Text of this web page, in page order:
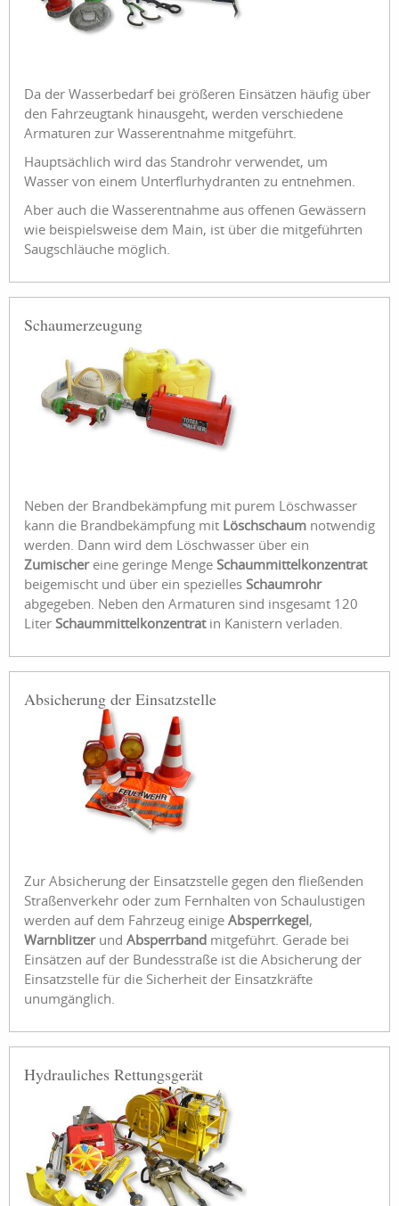
Da der Wasserbedarf bei größeren Einsätzen häufig über
den Fahrzeugtank hinausgeht, werden verschiedene
Armaturen zur Wasserentnahme mitgeführt.
Hauptsächlich wird das Standrohr verwendet, um
Wasser von einem Unterflurhydranten zu entnehmen.
Aber auch die Wasserentnahme aus offenen Gewässern
wie beispielsweise dem Main, ist über die mitgeführten
Saugschläuche möglich.
Schaumerzeugung
Neben der Brandbekämpfung mit purem Löschwasser
kann die Brandbekämpfung mit Löschschaum notwendig
werden. Dann wird dem Löschwasser über ein
Zumischereine geringe Menge Schaummittelkonzentrat
beigemischt und über ein spezielles Schaumrohr
abgegeben. Neben den Armaturen sind insgesamt 120
Liter Schaummittelkonzentratin Kanistern verladen.
Absicherung der Einsatzstelle
Zur Absicherung der Einsatzstelle gegen den fließenden
Straßenverkehr oder zum Fernhalten von Schaulustigen
werden auf dem Fahrzeug einige Absperrkegel,
Warnblitzerund Absperrband mitgeführt. Gerade bei
Einsätzen auf der Bundesstraße ist die Absicherung der
Einsatzstelle für die Sicherheit der Einsatzkräfte
unumgänglich.
Hydrauliches Rettungsgerät